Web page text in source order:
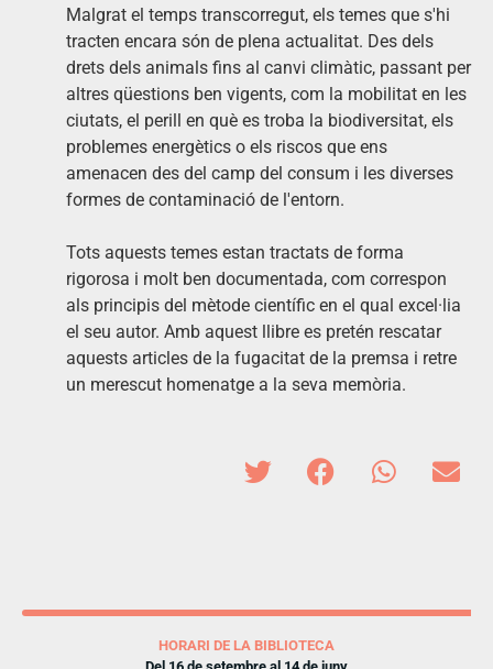
Malgrat el temps transcorregut, els temes que s'hi
tracten encara són de plena actualitat. Des dels
drets dels animals fins al canvi climàtic, passant per
altres qüestions ben vigents, com la mobilitat en les
ciutats, el perill en què es troba la biodiversitat, els
problemes energètics o els riscos que ens
amenacen des del camp del consum i les diverses
formes de contaminació de l'entorn.
Tots aquests temes estan tractats de forma
rigorosa i molt ben documentada, com correspon
als principis del mètode científic en el qual excel·lia
el seu autor. Amb aquest llibre es pretén rescatar
aquests articles de la fugacitat de la premsa i retre
un merescut homenatge a la seva memòria.
HORARI DE LA BIBLIOTECA